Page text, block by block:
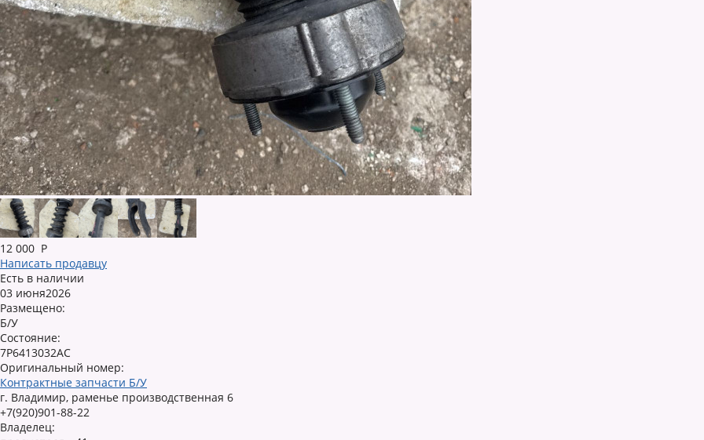
12 000 Р
Написать продавцу
Есть в наличии
03 июня2026
Размещено:
Б/У
Состояние:
7P6413032AC
Оригинальный номер:
Контрактные запчасти Б/У
г. Владимир, раменье производственная 6
+7(920)901-88-22
Владелец: